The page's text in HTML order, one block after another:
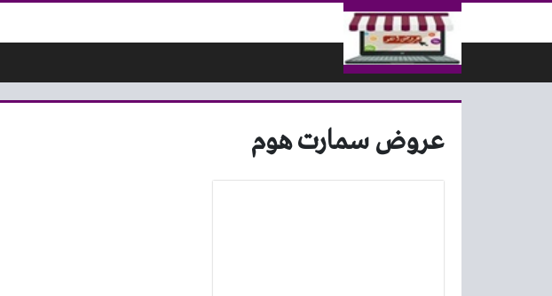
التخطي إلى المحتوى
عروض سمارت هوم